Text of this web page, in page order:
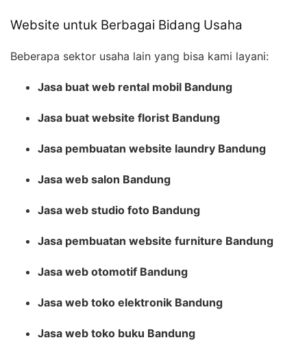
Website untuk Berbagai Bidang Usaha
Beberapa sektor usaha lain yang bisa kami layani:
Jasa buat web rental mobil Bandung
Jasa buat website florist Bandung
Jasa pembuatan website laundry Bandung
Jasa web salon Bandung
Jasa web studio foto Bandung
Jasa pembuatan website furniture Bandung
Jasa web otomotif Bandung
Jasa web toko elektronik Bandung
Jasa web toko buku Bandung